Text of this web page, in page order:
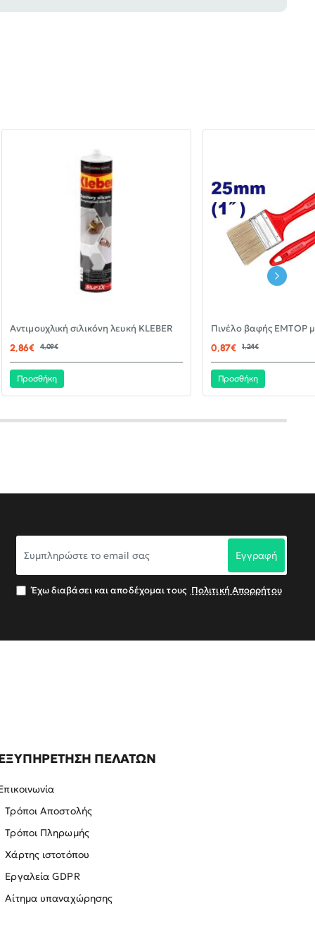
-30%
Αντιμουχλική σιλικόνη λευκή KLEBER
2,86€
4,09€
Προσθήκη
0,87€ 1,24€
Προσθήκη
το
σας
Εγγραφή
Έχω διαβάσει και αποδέχομαι τους Πολιτική Απορρήτου
ΠΕΛΑΤΩΝ
Τρόποι Αποστολής
Τρόποι Πληρωμής
Χάρτης ιστοτόπου
Εργαλεία GDPR
Αίτημα υπαναχώρησης